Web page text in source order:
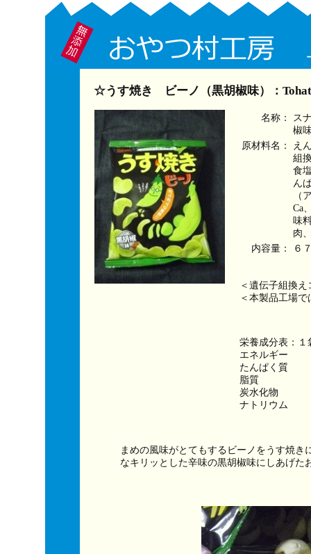
☆うす焼き ビーノ（黒胡椒味）：
名称：
ス
椒
原材料名：
え
組
食
ん
（
Ca
味
肉
内容量：
６
＜遺伝子組換
＜本製品工場
栄養成分表：１
エネルギー　
たんぱく質　
脂質　　　　
炭水化物　　
ナトリウム　　
まめの風味がとてもするビーノをうす焼き
なキリッとした辛味の黒胡椒味にしあげた